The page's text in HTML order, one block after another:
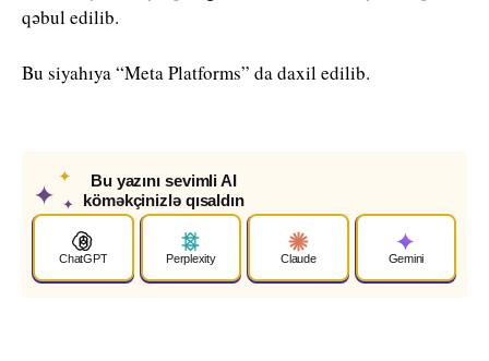
qəbul edilib.
Bu siyahıya “Meta Platforms” da daxil edilib.
✦
✦
✦
Bu yazını sevimli AI
köməkçinizlə qısaldın
ChatGPT Perplexity Claude Gemini